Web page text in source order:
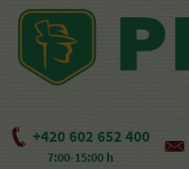
+420 602 652 400
7:00-15:00 h